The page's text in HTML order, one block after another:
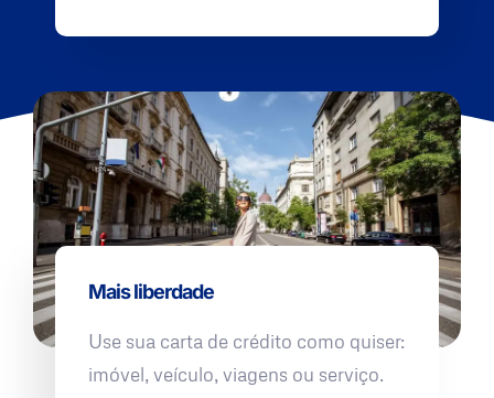
Mais liberdade
Use sua carta de crédito como quiser:
imóvel, veículo, viagens ou serviço.